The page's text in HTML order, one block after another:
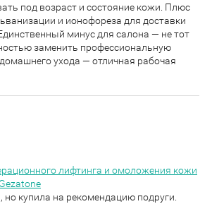
под возраст и состояние кожи. Плюс
и ионофореза для доставки
минус для салона — не тот
заменить профессиональную
ухода — отличная рабочая
лифтинга и омоложения кожи
но купила на рекомендацию подруги.